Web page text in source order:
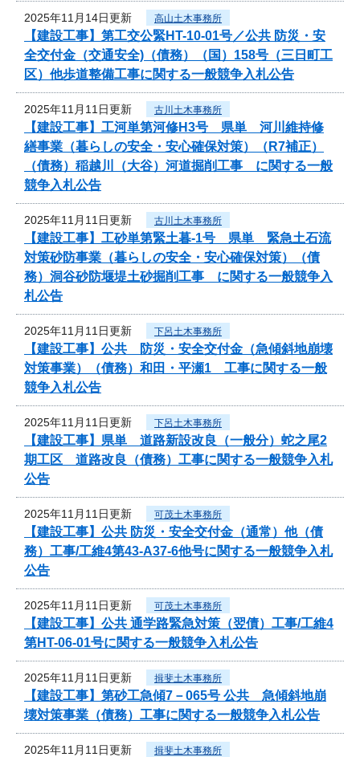
2025年11月14日更新 高山土木事務所
【建設工事】第工交公緊HT-10-01号／公共 防災・安
全交付金（交通安全)（債務）（国）158号（三日町工
区）他歩道整備工事に関する一般競争入札公告
2025年11月11日更新 古川土木事務所
【建設工事】工河単第河修H3号 県単 河川維持修
繕事業（暮らしの安全・安心確保対策）（R7補正）
（債務）稲越川（大谷）河道掘削工事 に関する一般
競争入札公告
2025年11月11日更新 古川土木事務所
【建設工事】工砂単第緊土暮-1号 県単 緊急土石流
対策砂防事業（暮らしの安全・安心確保対策）（債
務）洞谷砂防堰堤土砂掘削工事 に関する一般競争入
札公告
2025年11月11日更新 下呂土木事務所
【建設工事】公共 防災・安全交付金（急傾斜地崩壊
対策事業）（債務）和田・平瀬1 工事に関する一般
競争入札公告
2025年11月11日更新 下呂土木事務所
【建設工事】県単 道路新設改良（一般分）蛇之尾2
期工区 道路改良（債務）工事に関する一般競争入札
公告
2025年11月11日更新 可茂土木事務所
【建設工事】公共 防災・安全交付金（通常）他（債
務）工事/工維4第43-A37-6他号に関する一般競争入札
公告
2025年11月11日更新 可茂土木事務所
【建設工事】公共 通学路緊急対策（翌債）工事/工維4
第HT-06-01号に関する一般競争入札公告
2025年11月11日更新 揖斐土木事務所
【建設工事】第砂工急傾7－065号 公共 急傾斜地崩
壊対策事業（債務）工事に関する一般競争入札公告
2025年11月11日更新 揖斐土木事務所